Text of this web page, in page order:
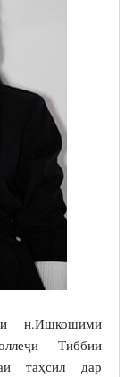
н.Ишкошими
Тиббии
таҳсил дар